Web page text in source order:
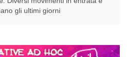
gli ultimi giorni